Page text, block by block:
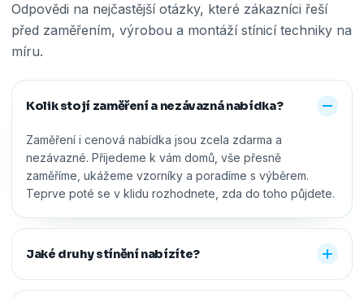
Odpovědi na nejčastější otázky, které zákazníci řeší
před zaměřením, výrobou a montáží stínicí techniky na
míru.
Kolik stojí zaměření a nezávazná nabídka?
Zaměření i cenová nabídka jsou zcela zdarma a
nezávazné. Přijedeme k vám domů, vše přesně
zaměříme, ukážeme vzorníky a poradíme s výběrem.
Teprve poté se v klidu rozhodnete, zda do toho půjdete.
Jaké druhy stínění nabízíte?
Nabízíme vnitřní i venkovní stínění na míru: rolety den a